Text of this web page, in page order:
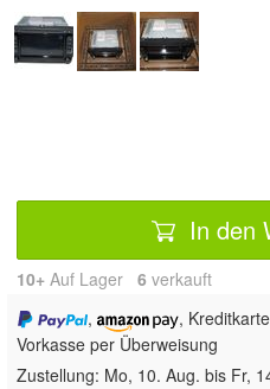
In den
10+ Auf Lager 6 verkauft
,
,
Vorkasse per Überweisung
Zustellung: Mo, 10. Aug. bis Fr,